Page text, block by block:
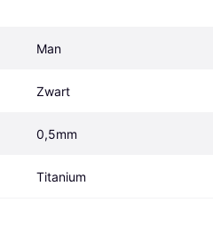
Man
Zwart
0,5mm
Titanium